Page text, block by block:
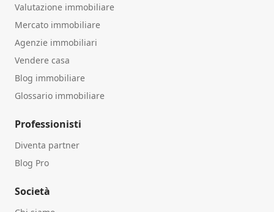
Valutazione immobiliare
Mercato immobiliare
Agenzie immobiliari
Vendere casa
Blog immobiliare
Glossario immobiliare
Professionisti
Diventa partner
Blog Pro
Società